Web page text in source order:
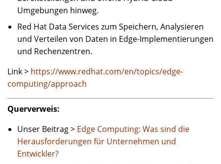
Umgebungen hinweg.
Red Hat Data Services zum Speichern, Analysieren
und Verteilen von Daten in Edge-Implementierungen
und Rechenzentren.
Link > https://www.redhat.com/en/topics/edge-
computing/approach
Querverweis:
Unser Beitrag > Edge Computing: Was sind die
Herausforderungen für Unternehmen und
Entwickler?